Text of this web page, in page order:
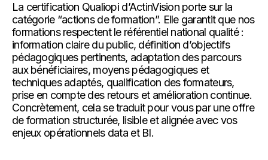
La certification Qualiopi d’ActinVision porte sur la
catégorie “actions de formation”. Elle garantit que nos
formations respectent le référentiel national qualité :
information claire du public, définition d’objectifs
pédagogiques pertinents, adaptation des parcours
aux bénéficiaires, moyens pédagogiques et
techniques adaptés, qualification des formateurs,
prise en compte des retours et amélioration continue.
Concrètement, cela se traduit pour vous par une offre
de formation structurée, lisible et alignée avec vos
enjeux opérationnels data et BI.